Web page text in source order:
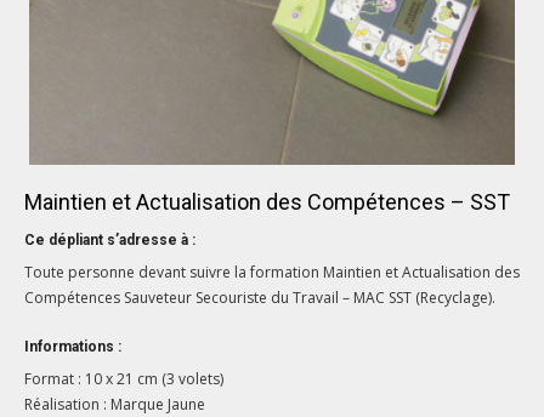
Maintien et Actualisation des Compétences – SST
Ce dépliant s’adresse à :
Toute personne devant suivre la formation Maintien et Actualisation des
Compétences Sauveteur Secouriste du Travail – MAC SST (Recyclage).
Informations :
Format : 10 x 21 cm (3 volets)
Réalisation : Marque Jaune